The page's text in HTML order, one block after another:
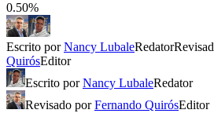
0.50%
Escrito porNancy LubaleRedator
QuirósEditor
Escrito porNancy LubaleRedator
Revisado porFernando QuirósEditor